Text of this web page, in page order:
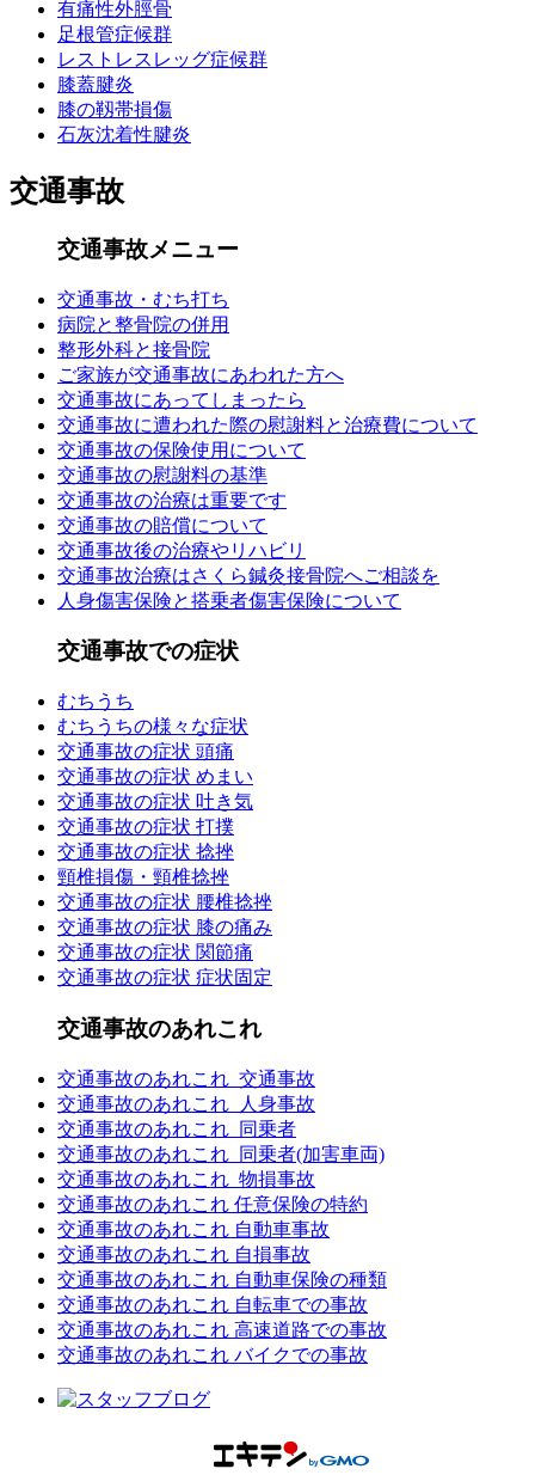
有痛性外脛骨
足根管症候群
レストレスレッグ症候群
膝蓋腱炎
膝の靱帯損傷
石灰沈着性腱炎
交通事故
交通事故メニュー
交通事故・むち打ち
病院と整骨院の併用
整形外科と接骨院
ご家族が交通事故にあわれた方へ
交通事故にあってしまったら
交通事故に遭われた際の慰謝料と治療費について
交通事故の保険使用について
交通事故の慰謝料の基準
交通事故の治療は重要です
交通事故の賠償について
交通事故後の治療やリハビリ
交通事故治療はさくら鍼灸接骨院へご相談を
人身傷害保険と搭乗者傷害保険について
交通事故での症状
むちうち
むちうちの様々な症状
交通事故の症状 頭痛
交通事故の症状 めまい
交通事故の症状 吐き気
交通事故の症状 打撲
交通事故の症状 捻挫
頸椎損傷・頸椎捻挫
交通事故の症状 腰椎捻挫
交通事故の症状 膝の痛み
交通事故の症状 関節痛
交通事故の症状 症状固定
交通事故のあれこれ
交通事故のあれこれ_交通事故
交通事故のあれこれ_人身事故
交通事故のあれこれ_同乗者
交通事故のあれこれ_同乗者(加害車両)
交通事故のあれこれ_物損事故
交通事故のあれこれ 任意保険の特約
交通事故のあれこれ 自動車事故
交通事故のあれこれ 自損事故
交通事故のあれこれ 自動車保険の種類
交通事故のあれこれ 自転車での事故
交通事故のあれこれ 高速道路での事故
交通事故のあれこれ バイクでの事故